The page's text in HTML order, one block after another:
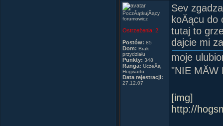
Âżycie, a
A teraz
- To
do tego,
-Jego
Z koĂąca
patrzyÂł,
PoczÂątkujÂący
forumowicz
Ostrzeżenia: 2
Postów: 85
Dom: Brak
przydziału
Punkty: 348
Ranga: UczeĂą
Hogwartu
Data rejestracji:
27.12.07
Sev
koĂącu do
tutaj to
dajcie mi
moje
"NIE
[img]
http://